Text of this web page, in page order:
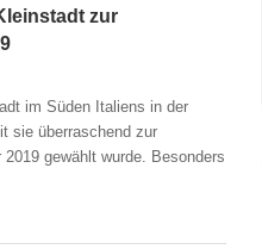
zur
im Süden Italiens in der
sie überraschend zur
gewählt wurde. Besonders